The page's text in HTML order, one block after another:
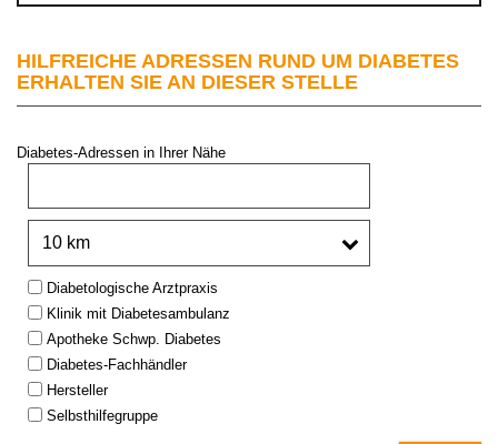
HILFREICHE ADRESSEN RUND UM DIABETES
ERHALTEN SIE AN DIESER STELLE
Diabetes-Adressen in Ihrer Nähe
Type:Diabetologische Arztpraxis
Klinik mit Diabetesambulanz
Apotheke Schwp. Diabetes
Diabetes-Fachhändler
Hersteller
Selbsthilfegruppe